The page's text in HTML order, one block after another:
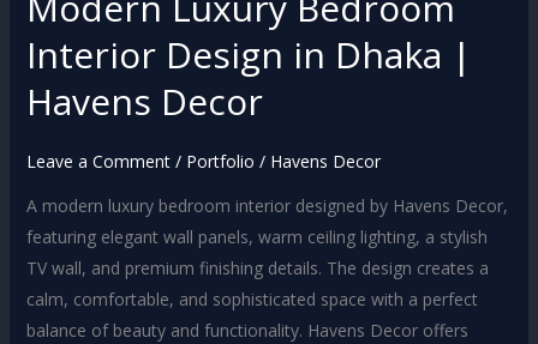
Interior Design in Dhaka |
Havens Decor
Leave a Comment / Portfolio / Havens Decor
A modern luxury bedroom interior designed by Havens Decor,
featuring elegant wall panels, warm ceiling lighting, a stylish
TV wall, and premium finishing details. The design creates a
calm, comfortable, and sophisticated space with a perfect
balance of beauty and functionality. Havens Decor offers